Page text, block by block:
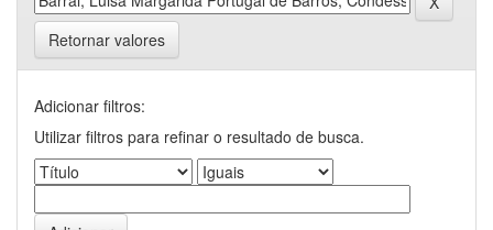
Retornar valores
Adicionar filtros:
Utilizar filtros para refinar o resultado de busca.